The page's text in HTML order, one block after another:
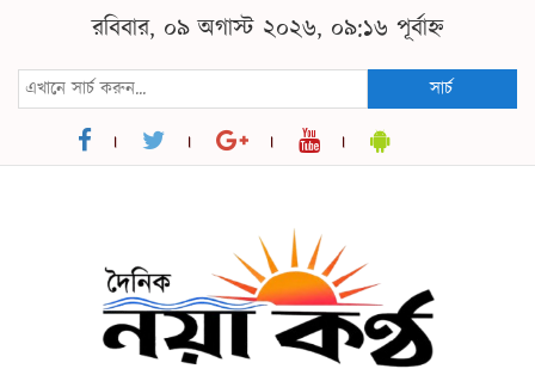
রবিবার, ০৯ অগাস্ট ২০২৬, ০৯:১৬ পূর্বাহ্ন
সার্চ